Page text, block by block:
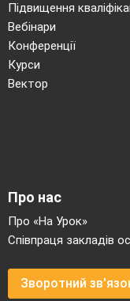
Підвищення
Вебінари
Конференції
Курси
Вектор
Про нас
Про «На Урок»
Співпраця закладів
Зворотний